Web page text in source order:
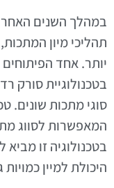
במהלך השנים
תהליכי מיון
יותר. אחד
בטכנולוגיית סורק
סוגי מתכות שונים.
המאפשרות לסווג
בטכנולוגיה זו
היכולת למיין